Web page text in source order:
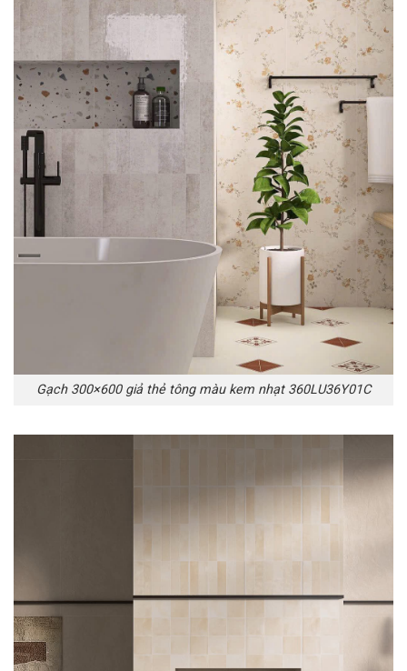
Gạch 300×600 giả thẻ tông màu kem nhạt 360LU36Y01C